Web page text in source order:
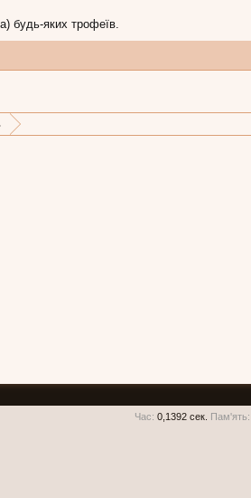
будь-яких трофеїв.
Час: 0,1392 сек. Пам'ять: